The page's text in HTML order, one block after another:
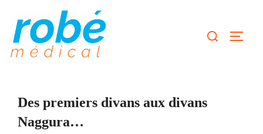
contenu
Rechercher :
Des premiers divans aux divans
Naggura…